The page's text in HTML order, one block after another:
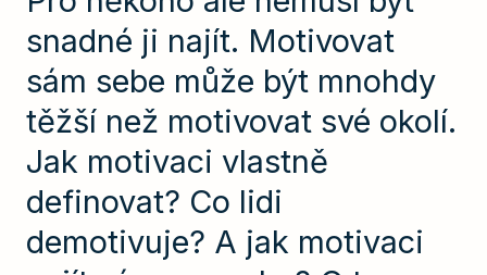
snadné ji najít. Motivovat
sám sebe může být mnohdy
těžší než motivovat své okolí.
Jak motivaci vlastně
definovat? Co lidi
demotivuje? A jak motivaci